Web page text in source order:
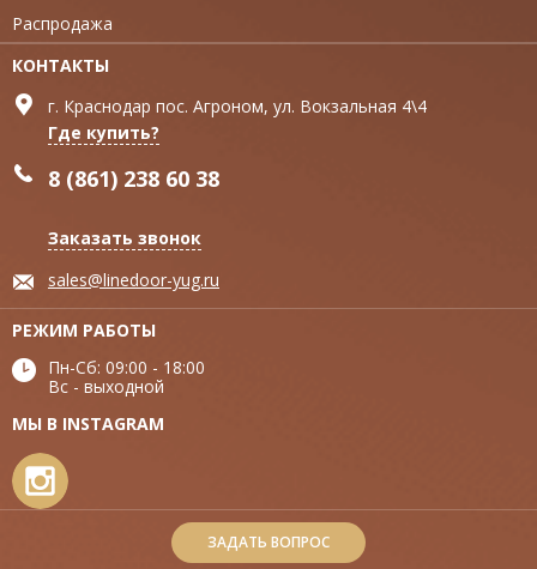
Распродажа
КОНТАКТЫ
г. Краснодар пос. Агроном, ул. Вокзальная 4\4
Где купить?
8 (861) 238 60 38
Заказать звонок
sales@linedoor-yug.ru
РЕЖИМ РАБОТЫ
Пн-Сб: 09:00 - 18:00
Вс - выходной
МЫ В INSTAGRAM
ЗАДАТЬ ВОПРОС